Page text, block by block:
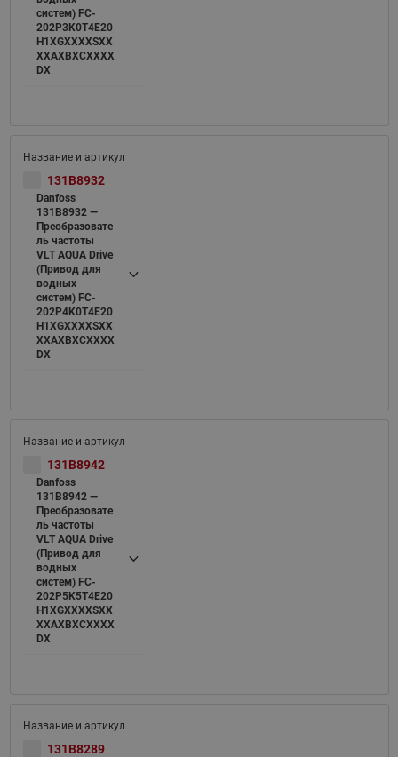
систем) FC-
202P3K0T4E20
H1XGXXXXSXX
XXAXBXCXXXX
DX
131B8932
Danfoss
131B8932 —
Преобразовате
ль частоты
VLT AQUA Drive
(Привод для
водных
систем) FC-
202P4K0T4E20
H1XGXXXXSXX
XXAXBXCXXXX
DX
131B8942
Danfoss
131B8942 —
Преобразовате
ль частоты
VLT AQUA Drive
(Привод для
водных
систем) FC-
202P5K5T4E20
H1XGXXXXSXX
XXAXBXCXXXX
DX
131B8289